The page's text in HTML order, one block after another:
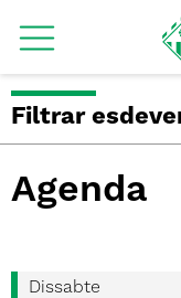
Filtrar
Agenda
Dissabte